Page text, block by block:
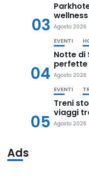
03 Agosto 2026
04
EVENTI
Notte di
perfette
Agosto 2026
05
EVENTI
Treni
viaggi
Agosto 2026
Ads